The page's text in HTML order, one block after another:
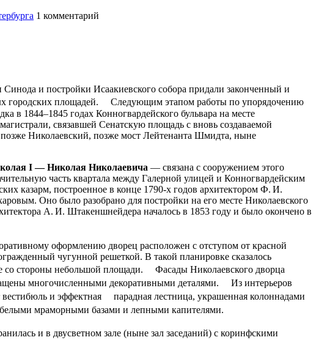
1 комментарий
Синода и постройки Исаакиевского собора придали законченный и
городских площадей. Следующим этапом работы по упорядочению
в 1844–1845 годах Конногвардейского бульвара на месте
связавшей Сенатскую площадь с вновь создаваемой
Николаевский, позже мост Лейтенанта Шмидта, ныне
I — Николая Николаевича — связана с сооружением этого
часть квартала между Галерной улицей и Конногвардейским
казарм, построенное в конце 1790-х годов архитектором Ф. И.
Оно было разобрано для постройки на его месте Николаевского
А. И. Штакеншнейдера началось в 1853 году и было окончено в
оформлению дворец расположен с отступом от красной
чугунной решеткой. В такой планировке сказалось
со стороны небольшой площади. Фасады Николаевского дворца
многочисленными декоративными деталями. Из интерьеров
и эффектная парадная лестница, украшенная колоннадами
мраморными базами и лепными капителями.
и в двусветном зале (ныне зал заседаний) с коринфскими